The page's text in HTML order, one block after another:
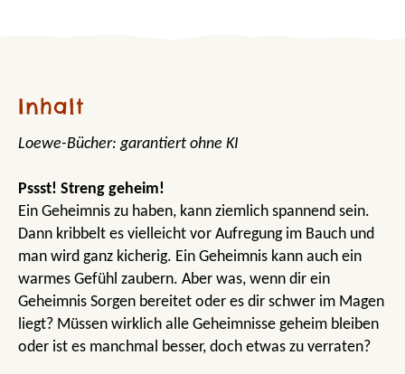
Inhalt
Loewe-Bücher: garantiert ohne KI
Pssst! Streng geheim!
Ein Geheimnis zu haben, kann ziemlich spannend sein.
Dann kribbelt es vielleicht vor Aufregung im Bauch und
man wird ganz kicherig. Ein Geheimnis kann auch ein
warmes Gefühl zaubern. Aber was, wenn dir ein
Geheimnis Sorgen bereitet oder es dir schwer im Magen
liegt? Müssen wirklich alle Geheimnisse geheim bleiben
oder ist es manchmal besser, doch etwas zu verraten?